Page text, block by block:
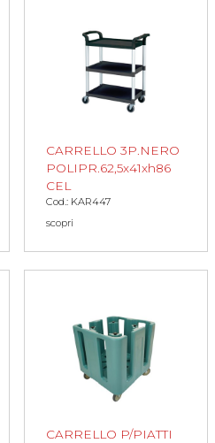
CARRELLO 3P.NERO
POLIPR.62,5x41xh86
CEL
Cod.: KAR447
scopri
CARRELLO P/PIATTI